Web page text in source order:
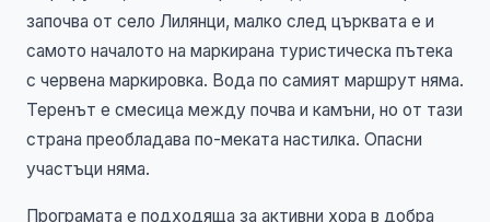
започва от село Лилянци, малко след църквата е и
самото началото на маркирана туристическа пътека
с червена маркировка. Вода по самият маршрут няма.
Теренът е смесица между почва и камъни, но от тази
страна преобладава по-меката настилка. Опасни
участъци няма.
Програмата е подходяща за активни хора в добра